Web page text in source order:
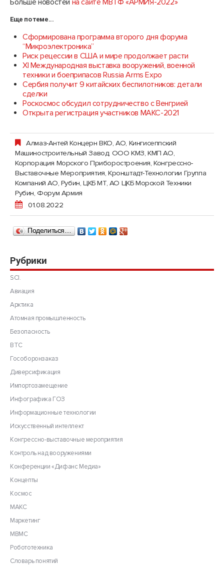
Больше новостей на сайте МВТФ «АРМИЯ-2022»
Еще по теме...
Сформирована программа второго дня форума
“Микроэлектроника”
Риск рецессии в США и мире продолжает расти
XI Международная выставка вооружений, военной
техники и боеприпасов Russia Arms Expo
Сербия получит 9 китайских беспилотников: детали
сделки
Роскосмос обсудил сотрудничество с Венгрией
Открыта регистрация участников МАКС-2021
Алмаз-Антей Концерн ВКО, АО, Кингисеппский
Машиностроительный Завод, ООО КМЗ,КМП АО,
Корпорация Морского Приборостроения,Конгрессно-
Выставочные Мероприятия,Кронштадт-Технологии Группа
Компаний АО, Рубин, ЦКБ МТ, АО ЦКБ Морской Техники
Рубин,Форум Армия
01.08.2022
Поделиться…
Рубрики
SCI.
Авиация
Арктика
Атомная промышленность
Безопасность
ВТС
Гособоронзаказ
Диверсификация
Импортозамещение
Инфографика ГОЗ
Информационные технологии
Искусственный интеллект
Конгрессно-выставочные мероприятия
Контроль над вооружениями
Конференции «Дифанс Медиа»
Концепты
Космос
МАКС
Маркетинг
МВМС
Робототехника
Словарь понятий